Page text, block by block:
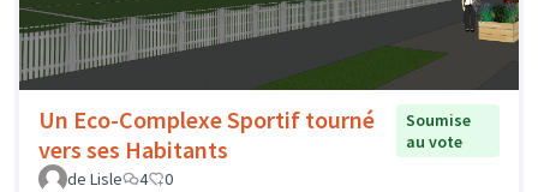
Un Eco-Complexe Sportif tourné
vers ses Habitants
Soumise
au vote
de Lisle
4 0